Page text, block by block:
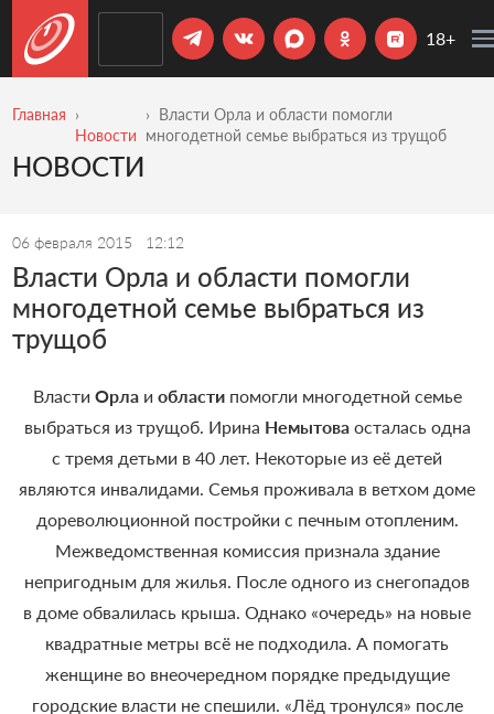
18+
Главная
Новости
Власти Орла и области помогли
многодетной семье выбраться из трущоб
НОВОСТИ
06 февраля 2015 12:12
Власти Орла и области помогли
многодетной семье выбраться из
трущоб
Власти Орлаи областипомогли многодетной семье
выбраться из трущоб. Ирина Немытоваосталась одна
с тремя детьми в 40 лет. Некоторые из её детей
являются инвалидами. Семья проживала в ветхом доме
дореволюционной постройки с печным отопленим.
Межведомственная комиссия признала здание
непригодным для жилья. После одного из снегопадов
в доме обвалилась крыша. Однако «очередь» на новые
квадратные метры всё не подходила. А помогать
женщине во внеочередном порядке предыдущие
городские власти не спешили. «Лёд тронулся» после